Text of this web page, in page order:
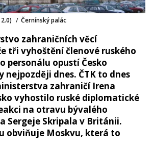
/ Černínský palác
zahraničních věcí
tři vyhoštění členové ruského
personálu opustí Česko
nejpozději dnes. ČTK to dnes
zahraničí Irena
vyhostilo ruské diplomatické
na otravu bývalého
Sergeje Skripala v Británii.
obviňuje Moskvu, která to